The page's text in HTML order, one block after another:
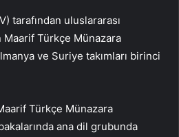
tarafından uluslararası
Türkçe Münazara
ve Suriye takımları birinci
Türkçe Münazara
ana dil grubunda